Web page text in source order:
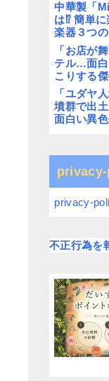
中華製「
は⁉︎ 簡単
楽器３つ
「お店が
テル…面白
こりする
「ユダヤ
墳群で出
面白い異
privacy-
不正行為を